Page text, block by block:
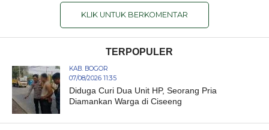
KLIK UNTUK BERKOMENTAR
TERPOPULER
KAB. BOGOR
07/08/2026 11:35
Diduga Curi Dua Unit HP, Seorang Pria
Diamankan Warga di Ciseeng